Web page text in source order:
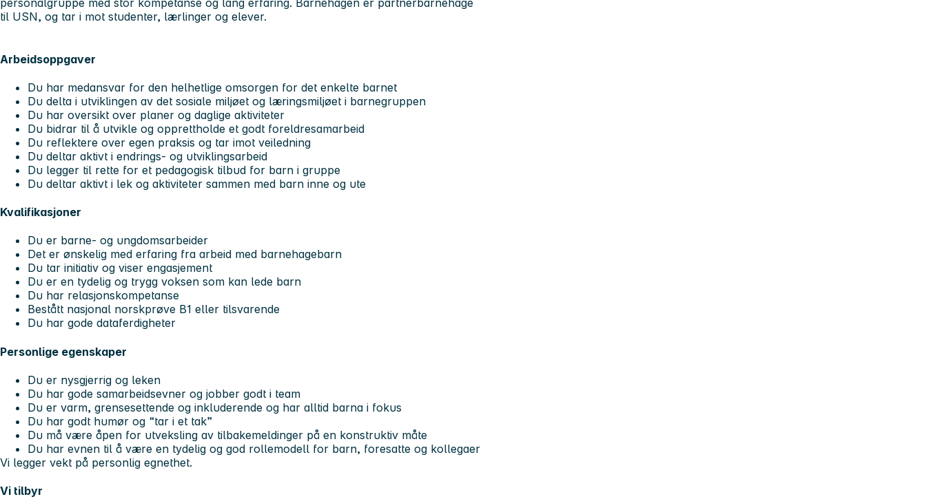
personalgruppe med stor kompetanse og lang erfaring. Barnehagen er partnerbarnehage
til USN, og tar i mot studenter, lærlinger og elever.
Arbeidsoppgaver
Du har medansvar for den helhetlige omsorgen for det enkelte barnet
Du delta i utviklingen av det sosiale miljøet og læringsmiljøet i barnegruppen
Du har oversikt over planer og daglige aktiviteter
Du bidrar til å utvikle og opprettholde et godt foreldresamarbeid
Du reflektere over egen praksis og tar imot veiledning
Du deltar aktivt i endrings- og utviklingsarbeid
Du legger til rette for et pedagogisk tilbud for barn i gruppe
Du deltar aktivt i lek og aktiviteter sammen med barn inne og ute
Kvalifikasjoner
Du er barne- og ungdomsarbeider
Det er ønskelig med erfaring fra arbeid med barnehagebarn
Du tar initiativ og viser engasjement
Du er en tydelig og trygg voksen som kan lede barn
Du har relasjonskompetanse
Bestått nasjonal norskprøve B1 eller tilsvarende
Du har gode dataferdigheter
Personlige egenskaper
Du er nysgjerrig og leken
Du har gode samarbeidsevner og jobber godt i team
Du er varm, grensesettende og inkluderende og har alltid barna i fokus
Du har godt humør og “tar i et tak”
Du må være åpen for utveksling av tilbakemeldinger på en konstruktiv måte
Du har evnen til å være en tydelig og god rollemodell for barn, foresatte og kollegaer
Vi legger vekt på personlig egnethet.
Vi tilbyr